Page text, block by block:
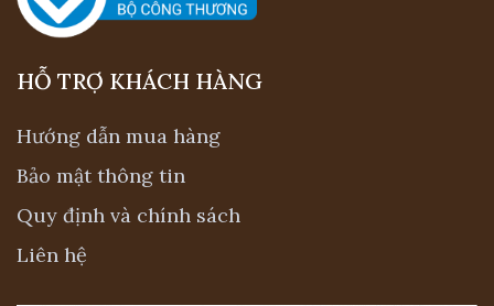
HỖ TRỢ KHÁCH HÀNG
Hướng dẫn mua hàng
Bảo mật thông tin
Quy định và chính sách
Liên hệ